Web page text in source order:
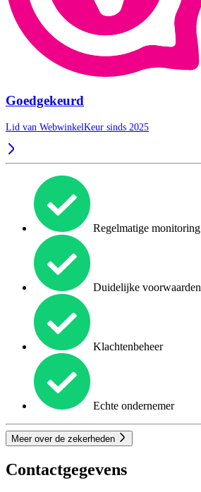
Goedgekeurd
Lid van WebwinkelKeur sinds 2025
Regelmatige monitoring
Duidelijke voorwaarden
Klachtenbeheer
Echte ondernemer
Meer over de zekerheden
Contactgegevens